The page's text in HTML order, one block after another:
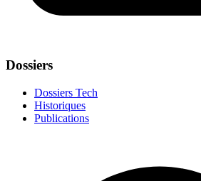
Dossiers
Dossiers Tech
Historiques
Publications